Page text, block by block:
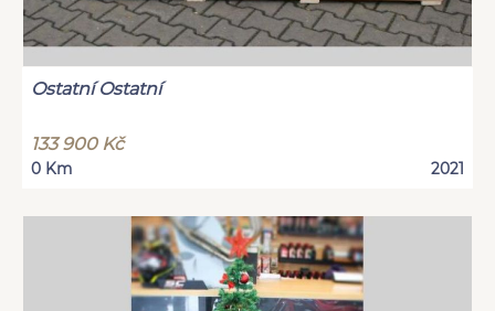
Ostatní Ostatní
133 900 Kč
0 Km 2021